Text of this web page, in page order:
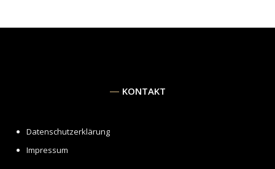
KONTAKT
Datenschutzerklärung
Impressum